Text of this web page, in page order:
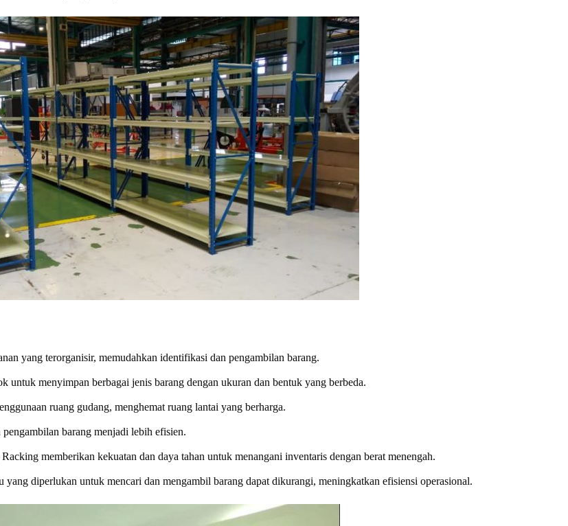
yang terorganisir, memudahkan identifikasi dan pengambilan barang.
menyimpan berbagai jenis barang dengan ukuran dan bentuk yang berbeda.
ruang gudang, menghemat ruang lantai yang berharga.
barang menjadi lebih efisien.
memberikan kekuatan dan daya tahan untuk menangani inventaris dengan berat menengah.
diperlukan untuk mencari dan mengambil barang dapat dikurangi, meningkatkan efisiensi operasional.